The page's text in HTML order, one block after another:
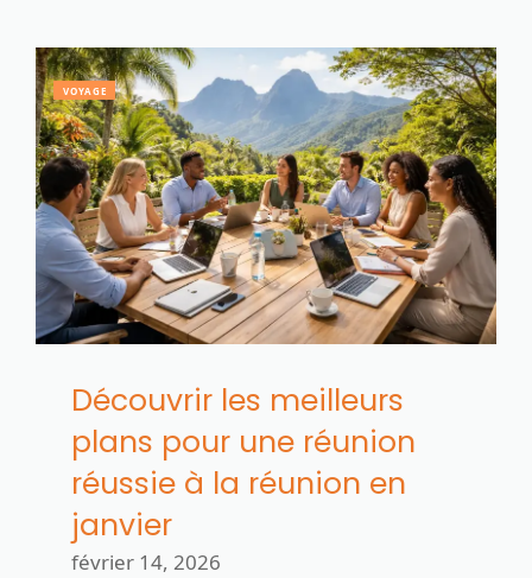
VOYAGE
Découvrir les meilleurs
plans pour une réunion
réussie à la réunion en
janvier
février 14, 2026